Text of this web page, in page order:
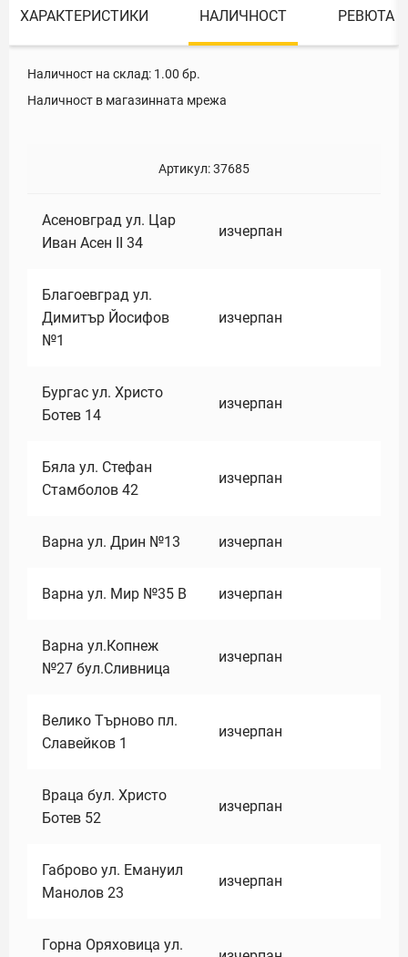
ХАРАКТЕРИСТИКИ НАЛИЧНОСТ РЕВЮТА
Наличност на склад: 1.00 бр.
Наличност в магазинната мрежа
Артикул:37685
Асеновград ул. Цар
Иван Асен II 34
изчерпан
Благоевград ул.
Димитър Йосифов
№1
изчерпан
Бургас ул. Христо
Ботев 14
изчерпан
Бяла ул. Стефан
Стамболов 42
изчерпан
Варна ул. Дрин №13 изчерпан
Варна ул. Мир №35 В изчерпан
Варна ул.Копнеж
№27 бул.Сливница
изчерпан
Велико Търново пл.
Славейков 1
изчерпан
Враца бул. Христо
Ботев 52
изчерпан
Габрово ул. Емануил
Манолов 23
изчерпан
Горна Оряховица ул.